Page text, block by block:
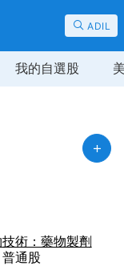
ADIL
我的自選股
術：藥物製劑
通股